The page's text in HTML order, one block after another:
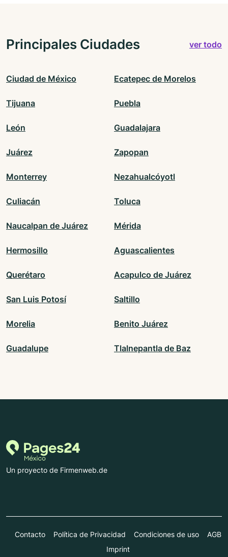
Principales Ciudades ver todo
Ciudad de México Ecatepec de Morelos
Tijuana Puebla
León Guadalajara
Juárez Zapopan
Monterrey Nezahualcóyotl
Culiacán Toluca
Naucalpan de Juárez Mérida
Hermosillo Aguascalientes
Querétaro Acapulco de Juárez
San Luis Potosí Saltillo
Morelia Benito Juárez
Guadalupe Tlalnepantla de Baz
Un proyecto de Firmenweb.de
Contacto Política de Privacidad Condiciones de uso
AGB
Imprint